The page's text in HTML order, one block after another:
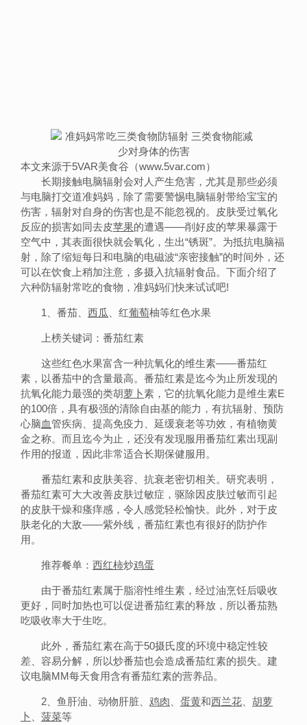
本文来源于5VAR美食谷（www.5var.com）
长期接触电脑辐射会对人产生危害，尤其是那些必须
与电脑打交道准妈妈，除了需要警惕电脑辐射带给宝宝的
伤害，辐射对自身的伤害也是不能忽视的。皮肤受过氧化
反应的损害如同去皮苹果的遭遇——削好皮的苹果暴露于
空气中，其表面很快就会氧化，生出“锈斑”。为抵抗电脑福
射，除了缩短每日和电脑的电磁波“亲密接触”的时间外，还
可以在饮食上稍加注意，多摄入抗辐射食品。下面介绍了
六种防辐射常吃的食物，准妈妈们快来试试吧!
1、番茄、 西瓜 、红葡萄柚等红色水果
上榜关键词：番茄红素
这些红色水果富含一种抗氧化的维生素——番茄红
素，以番茄中的含量最高。番茄红素是迄今为止所发现的
抗氧化能力最强的类胡萝卜素，它的抗氧化能力是维生素E
的100倍，具有极强的清除自由基的能力，有抗辐射、预防
心脑血管疾病、提高免疫力、延缓衰老等功效，有植物黄
金之称。而且迄今为止，还没有发现服用番茄红素出现副
作用的报道，因此非常适合长期保健服用。
番茄红素和皮肤美容、抗衰老密切相关。研究表明，
番茄红素可大大改善皮肤过敏症，驱除因皮肤过敏而引起
的皮肤干燥和瘙痒感，令人感觉轻松愉快。此外，对于皮
肤老化的大敌——紫外线，番茄红素也有很好的防护作
用。
推荐餐单： 西红柿炒鸡蛋
由于番茄红素属于脂溶性维生素，经过油烹饪后吸收
更好，同时加热也可以促进番茄红素的释放，所以番茄熟
吃吸收率大于生吃。
此外，番茄红素在高于50摄氏度的环境中稳定性较
差、容易分解，所以炒番茄也会造成番茄红素的损失。建
议电脑MM每天食用含有番茄红素的营养品。
2、鱼肝油、动物肝脏、 鸡肉 蛋黄和西兰花
胡萝
卜
菠菜等